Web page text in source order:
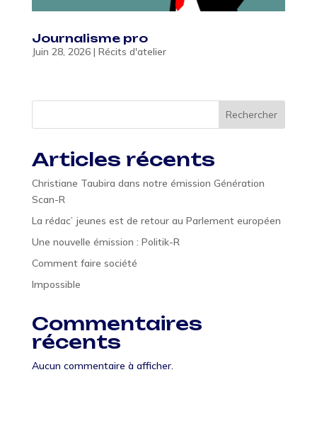
Journalisme pro
Juin 28, 2026| Récits d'atelier
Rechercher
Articles récents
Christiane Taubira dans notre émission Génération
Scan-R
La rédac’ jeunes est de retour au Parlement européen
Une nouvelle émission : Politik-R
Comment faire société
Impossible
Commentaires
récents
Aucun commentaire à afficher.